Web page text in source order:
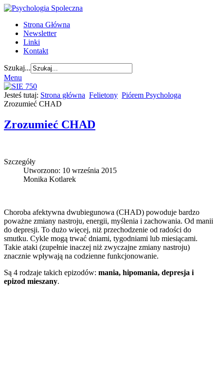
Strona Główna
Newsletter
Linki
Kontakt
Szukaj...
Menu
Jesteś tutaj: Strona główna Felietony Piórem Psychologa
Zrozumieć CHAD
Zrozumieć CHAD
Szczegóły
Utworzono: 10 września 2015
Monika Kotlarek
Choroba afektywna dwubiegunowa (CHAD) powoduje bardzo
poważne zmiany nastroju, energii, myślenia i zachowania. Od manii
do depresji. To dużo więcej, niż przechodzenie od radości do
smutku. Cykle mogą trwać dniami, tygodniami lub miesiącami.
Takie ataki (zupełnie inaczej niż zwyczajne zmiany nastroju)
znacznie wpływają na codzienne funkcjonowanie.
Są 4 rodzaje takich epizodów: mania, hipomania, depresja i
epizod mieszany.